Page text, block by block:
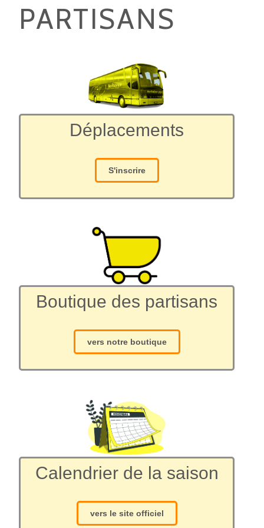
PARTISANS
Déplacements
S'inscrire
Boutique des partisans
vers notre boutique
Calendrier de la saison
vers le site officiel